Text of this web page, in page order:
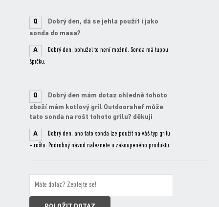
Q
Dobrý den, dá se jehla použít i jako
sonda do masa?
A
Dobrý den, bohužel to není možné. Sonda má tupou
špičku.
Q
Dobrý den mám dotaz ohledně tohoto
zboží mám kotlový gril Outdoorshef může
tato sonda na rošt tohoto grilu? děkuji
A
Dobrý den, ano tato sonda lze použít na váš typ grilu
- roštu. Podrobný návod naleznete u zakoupeného produktu.